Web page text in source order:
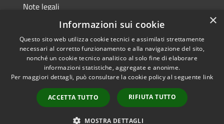
Note legali
Dichiarazione di accessibilità
RSS
Accessibilità
Copyright © 2026 • Comune di
Municipium•
Accesso
redazione
×
Informazioni sui cookie
Questo sito web utilizza cookie tecnici e assimilati strettamente
necessari al corretto funzionamento e alla navigazione del sito,
nonché un cookie tecnico analitico al solo fine di elaborare
informazioni statistiche, aggregate e anonime.
Per maggiori dettagli, può consultare la cookie policy al seguente link
ACCETTA TUTTO RIFIUTA TUTTO
MOSTRA DETTAGLI